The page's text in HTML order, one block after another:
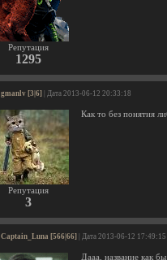
Репутация
1295
gmanlv [3|6] | Дата 2013-06-12 20:33:18
Репутация
3
Как то без понятия
Captain_Luna [566|66] | Дата 2013-06-12 17:49:15
Дааа, название как бы